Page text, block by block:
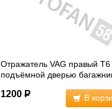
Отражатель VAG правый
подъёмной дверью
1200 Р В